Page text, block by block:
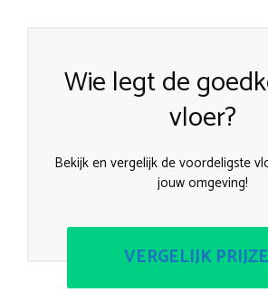
Wie legt de
vloer?
Bekijk en vergelijk de voordeligste
jouw omgeving!
VERGELIJK